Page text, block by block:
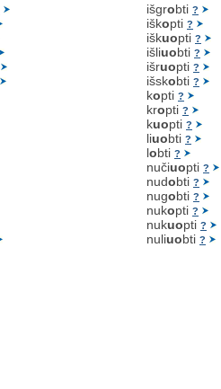
išgrobti ?
iškopti ?
iškuopti ?
išliuobti ?
išruopti ?
išskobti ?
kopti ?
kropti ?
kuopti ?
liuobti ?
lobti ?
nučiuopti ?
nudobti ?
nugobti ?
nukopti ?
nukuopti ?
nuliuobti ?